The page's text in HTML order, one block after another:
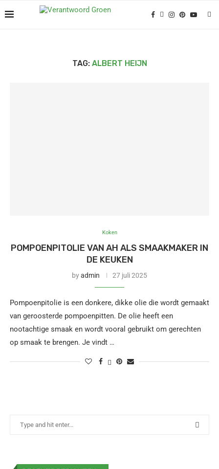
TAG: ALBERT HEIJN
Koken
POMPOENPITOLIE VAN AH ALS SMAAKMAKER IN
DE KEUKEN
byadmin 27 juli 2025
Pompoenpitolie is een donkere, dikke olie die wordt gemaakt
van geroosterde pompoenpitten. De olie heeft een
nootachtige smaak en wordt vooral gebruikt om gerechten
op smaak te brengen. Je vindt …